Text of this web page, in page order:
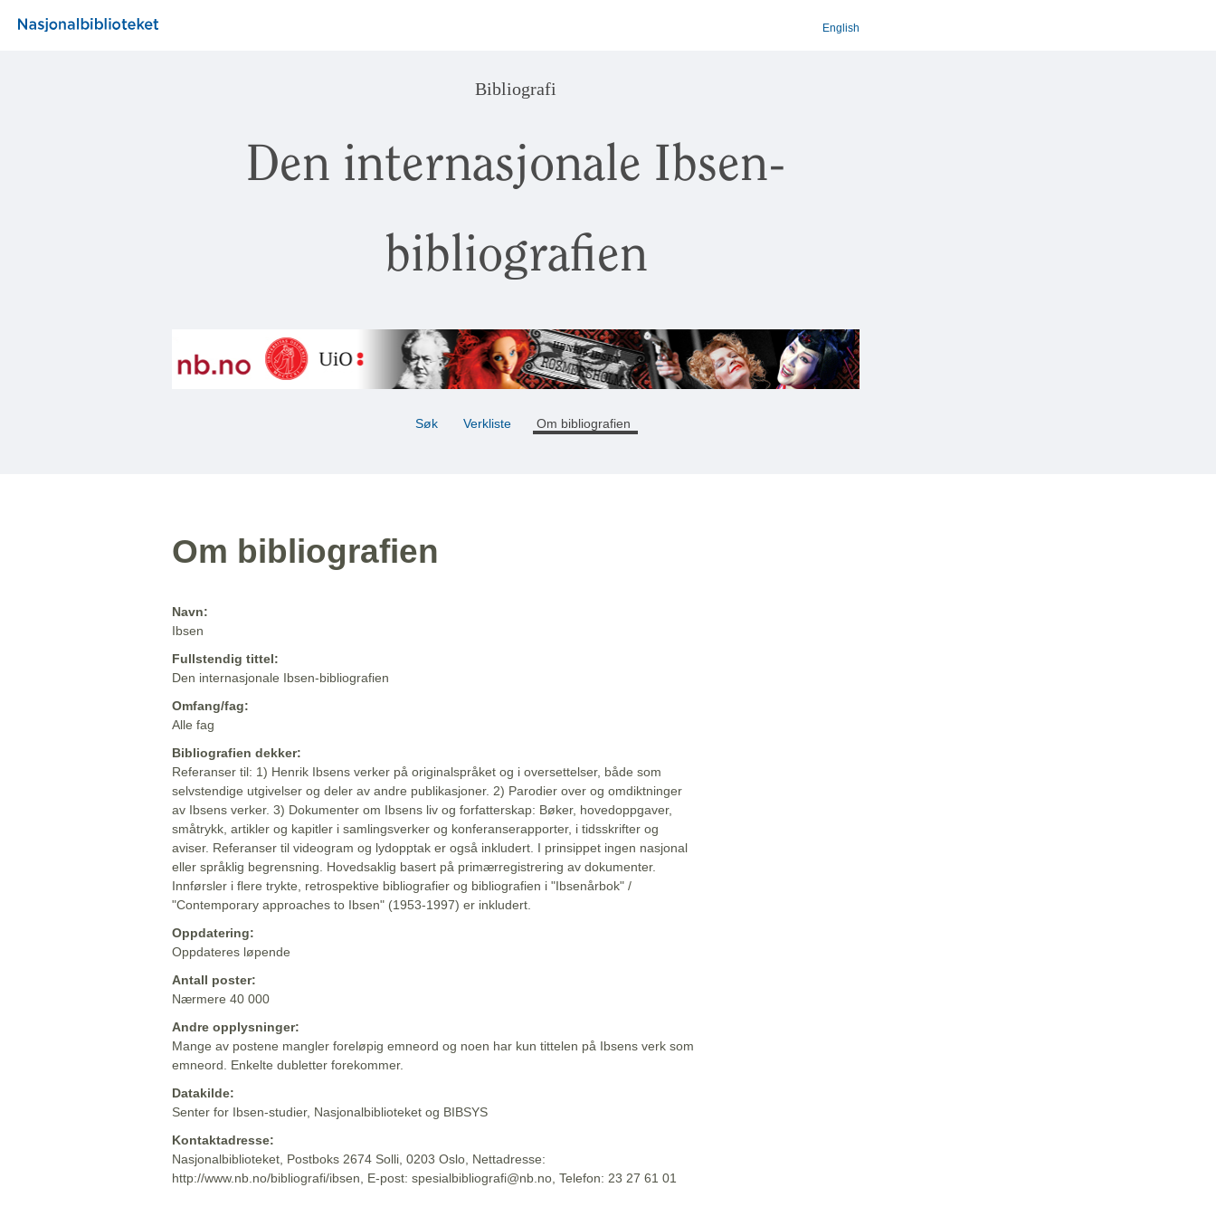
English
Bibliografi
Den internasjonale Ibsen-
bibliografien
Søk Verkliste Om bibliografien
Om bibliografien
Navn:
Ibsen
Fullstendig tittel:
Den internasjonale Ibsen-bibliografien
Omfang/fag:
Alle fag
Bibliografien dekker:
Referanser til: 1) Henrik Ibsens verker på originalspråket og i oversettelser, både som
selvstendige utgivelser og deler av andre publikasjoner. 2) Parodier over og omdiktninger
av Ibsens verker. 3) Dokumenter om Ibsens liv og forfatterskap: Bøker, hovedoppgaver,
småtrykk, artikler og kapitler i samlingsverker og konferanserapporter, i tidsskrifter og
aviser. Referanser til videogram og lydopptak er også inkludert. I prinsippet ingen nasjonal
eller språklig begrensning. Hovedsaklig basert på primærregistrering av dokumenter.
Innførsler i flere trykte, retrospektive bibliografier og bibliografien i "Ibsenårbok" /
"Contemporary approaches to Ibsen" (1953-1997) er inkludert.
Oppdatering:
Oppdateres løpende
Antall poster:
Nærmere 40 000
Andre opplysninger:
Mange av postene mangler foreløpig emneord og noen har kun tittelen på Ibsens verk som
emneord. Enkelte dubletter forekommer.
Datakilde:
Senter for Ibsen-studier, Nasjonalbiblioteket og BIBSYS
Kontaktadresse:
Nasjonalbiblioteket, Postboks 2674 Solli, 0203 Oslo, Nettadresse:
http://www.nb.no/bibliografi/ibsen, E-post: spesialbibliografi@nb.no, Telefon: 23 27 61 01